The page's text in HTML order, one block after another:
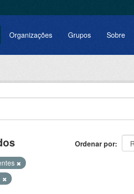
Organizações Grupos Sobre
Ordenar por